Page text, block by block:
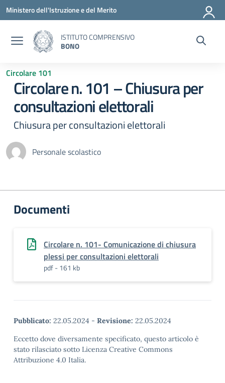
Vai ai contenuti
Vai al menu di navigazione
Vai al footer
Ministero dell'Istruzione e del Merito
ISTITUTO COMPRENSIVO
BONO
Circolare 101
Circolare n. 101 – Chiusura per
consultazioni elettorali
Chiusura per consultazioni elettorali
Personale scolastico
Documenti
Circolare n. 101- Comunicazione di chiusura
plessi per consultazioni elettorali
pdf - 161 kb
Pubblicato: 22.05.2024 - Revisione: 22.05.2024
Eccetto dove diversamente specificato, questo articolo è
stato rilasciato sotto Licenza Creative Commons
Attribuzione 4.0 Italia.